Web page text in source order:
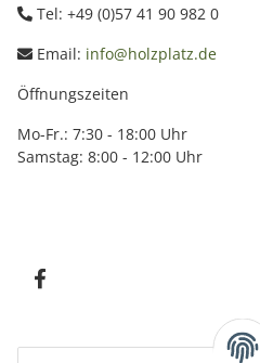
Tel: +49 (0)57 41 90 982 0
Email: info@holzplatz.de
Öffnungszeiten
Mo-Fr.: 7:30 - 18:00 Uhr
Samstag: 8:00 - 12:00 Uhr